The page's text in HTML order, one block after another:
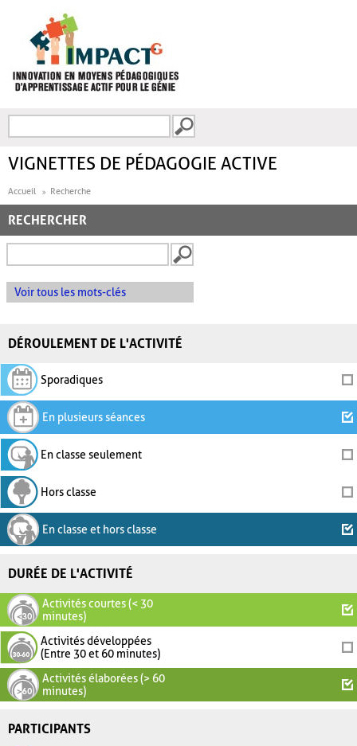
FORMULAIRE DE
VIGNETTES DE PÉDAGOGIE ACTIVE
Accueil Recherche
RECHERCHER
Voir tous les mots-clés
DÉROULEMENT DE L'ACTIVITÉ
Sporadiques
En plusieurs séances
En classe seulement
Hors classe
En classe et hors classe
DURÉE DE L'ACTIVITÉ
Activités courtes (< 30
minutes)
Activités développées
(Entre 30 et 60 minutes)
Activités élaborées (> 60
minutes)
PARTICIPANTS